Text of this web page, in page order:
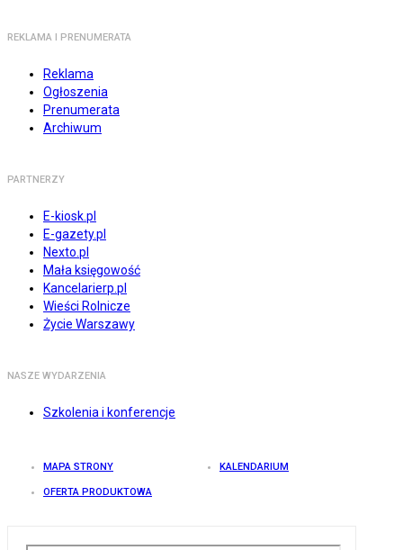
REKLAMA I PRENUMERATA
Reklama
Ogłoszenia
Prenumerata
Archiwum
PARTNERZY
E-kiosk.pl
E-gazety.pl
Nexto.pl
Mała księgowość
Kancelarierp.pl
Wieści Rolnicze
Życie Warszawy
NASZE WYDARZENIA
Szkolenia i konferencje
MAPA STRONY KALENDARIUM
OFERTA PRODUKTOWA